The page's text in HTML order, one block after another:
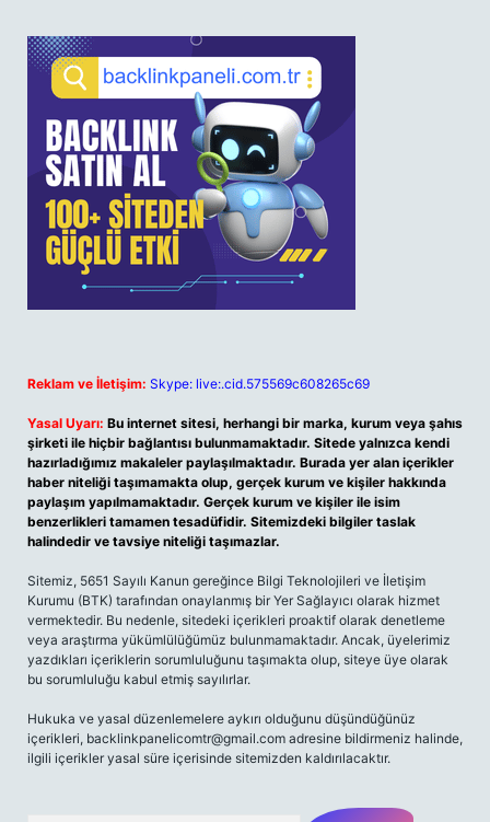
Reklam ve İletişim: Skype: live:.cid.575569c608265c69
Yasal Uyarı: Bu internet sitesi, herhangi bir marka, kurum veya şahıs
şirketi ile hiçbir bağlantısı bulunmamaktadır. Sitede yalnızca kendi
hazırladığımız makaleler paylaşılmaktadır. Burada yer alan içerikler
haber niteliği taşımamakta olup, gerçek kurum ve kişiler hakkında
paylaşım yapılmamaktadır. Gerçek kurum ve kişiler ile isim
benzerlikleri tamamen tesadüfidir. Sitemizdeki bilgiler taslak
halindedir ve tavsiye niteliği taşımazlar.
Sitemiz, 5651 Sayılı Kanun gereğince Bilgi Teknolojileri ve İletişim
Kurumu (BTK) tarafından onaylanmış bir Yer Sağlayıcı olarak hizmet
vermektedir. Bu nedenle, sitedeki içerikleri proaktif olarak denetleme
veya araştırma yükümlülüğümüz bulunmamaktadır. Ancak, üyelerimiz
yazdıkları içeriklerin sorumluluğunu taşımakta olup, siteye üye olarak
bu sorumluluğu kabul etmiş sayılırlar.
Hukuka ve yasal düzenlemelere aykırı olduğunu düşündüğünüz
içerikleri, backlinkpanelicomtr@gmail.com adresine bildirmeniz halinde,
ilgili içerikler yasal süre içerisinde sitemizden kaldırılacaktır.